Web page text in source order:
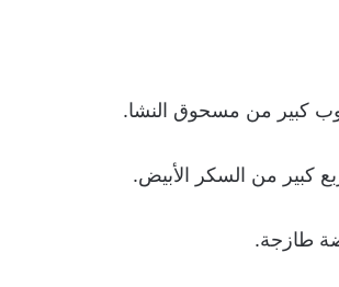
كبير من مسحوق النشا.
كبير من السكر الأبيض.
طازجة.